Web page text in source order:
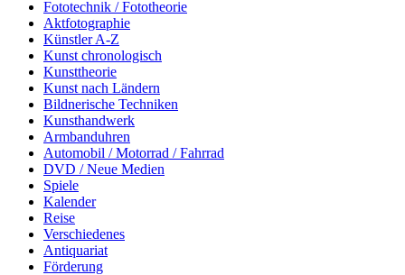
Fototechnik / Fototheorie
Aktfotographie
Künstler A-Z
Kunst chronologisch
Kunsttheorie
Kunst nach Ländern
Bildnerische Techniken
Kunsthandwerk
Armbanduhren
Automobil / Motorrad / Fahrrad
DVD / Neue Medien
Spiele
Kalender
Reise
Verschiedenes
Antiquariat
Förderung